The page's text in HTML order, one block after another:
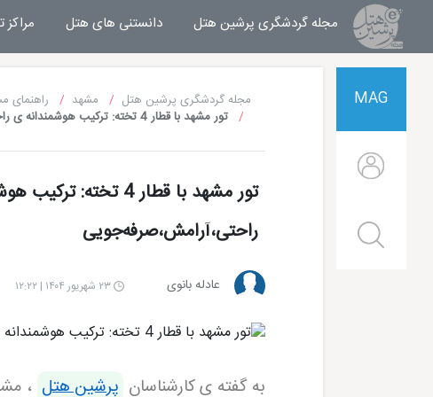
مجله گردشگری پرشین هتل مجله خبری پرشین هتل
دانستنی های هتل
MAG مجله گردشگری پرشین هتل مشهد
راهنمای
تور مشهد با قطار 4 تخته: ترکیب هوشمندانه ی راحتی،آرامش،صرفه‌جویی
تور مشهد با قطار 4 تخته:
راحتی،آرامش،صرفه‌جویی
عادله بانوی ۲۳ شهریور ۱۴۰۴ | ۱۲:۲۲
به گفته ی کارشناسان پرشین هتل ،
هتل الماس 2 مشهد